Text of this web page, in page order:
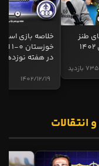
طنز
بازدید
خلاصه بازی
در هفته نوزدهم
1402/12/19
انتقالات